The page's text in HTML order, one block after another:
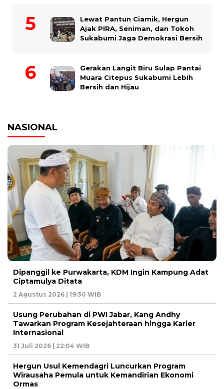
Lewat Pantun Ciamik, Hergun
Ajak PIRA, Seniman, dan Tokoh
Sukabumi Jaga Demokrasi Bersih
Gerakan Langit Biru Sulap Pantai
Muara Citepus Sukabumi Lebih
Bersih dan Hijau
NASIONAL
Dipanggil ke Purwakarta, KDM Ingin Kampung Adat
Ciptamulya Ditata
2 Agustus 2026 | 19:30 WIB
Usung Perubahan di PWI Jabar, Kang Andhy
Tawarkan Program Kesejahteraan hingga Karier
Internasional
31 Juli 2026 | 22:04 WIB
Hergun Usul Kemendagri Luncurkan Program
Wirausaha Pemula untuk Kemandirian Ekonomi
Ormas